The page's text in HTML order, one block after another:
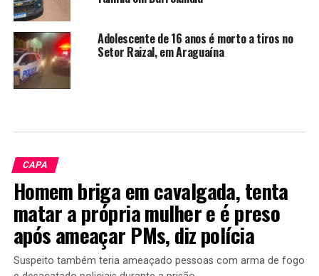
Adolescente de 16 anos é morto a tiros no
Setor Raizal, em Araguaína
CAPA
Homem briga em cavalgada, tenta
matar a própria mulher e é preso
após ameaçar PMs, diz polícia
Suspeito também teria ameaçado pessoas com arma de fogo